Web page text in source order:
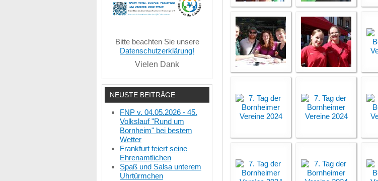
Bitte beachten Sie unsere
Datenschutzerklärung!
Vielen Dank
NEUSTE BEITRÄGE
FNP v. 04.05.2026 - 45.
Volkslauf "Rund um
Bornheim" bei bestem
Wetter
Frankfurt feiert seine
Ehrenamtlichen
Spaß und Salsa unterem
Uhrtürmchen